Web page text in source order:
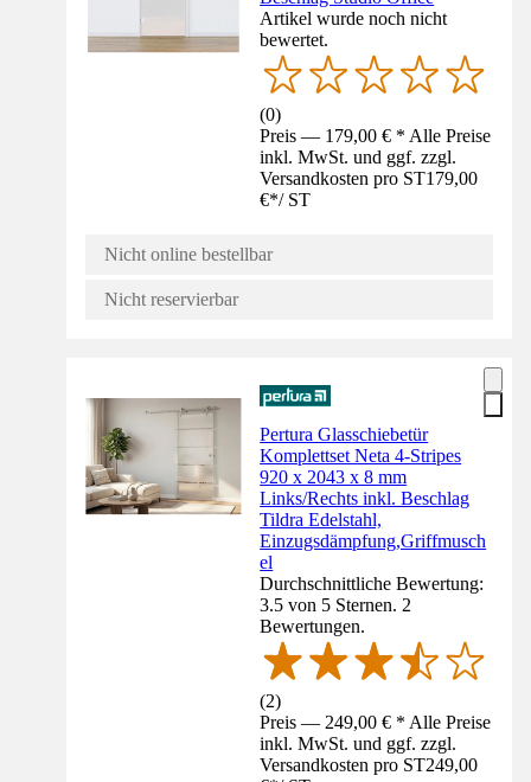
Artikel wurde noch nicht
bewertet.
(0)
Preis — 179,00 € * Alle Preise
inkl. MwSt. und ggf. zzgl.
Versandkosten pro ST179,00
€*/ ST
Nicht online bestellbar
Nicht reservierbar
Pertura Glasschiebetür
Komplettset Neta 4-Stripes
920 x 2043 x 8 mm
Links/Rechts inkl. Beschlag
Tildra Edelstahl,
Einzugsdämpfung,Griffmusch
el
Durchschnittliche Bewertung:
3.5 von 5 Sternen. 2
Bewertungen.
(2)
Preis — 249,00 € * Alle Preise
inkl. MwSt. und ggf. zzgl.
Versandkosten pro ST249,00